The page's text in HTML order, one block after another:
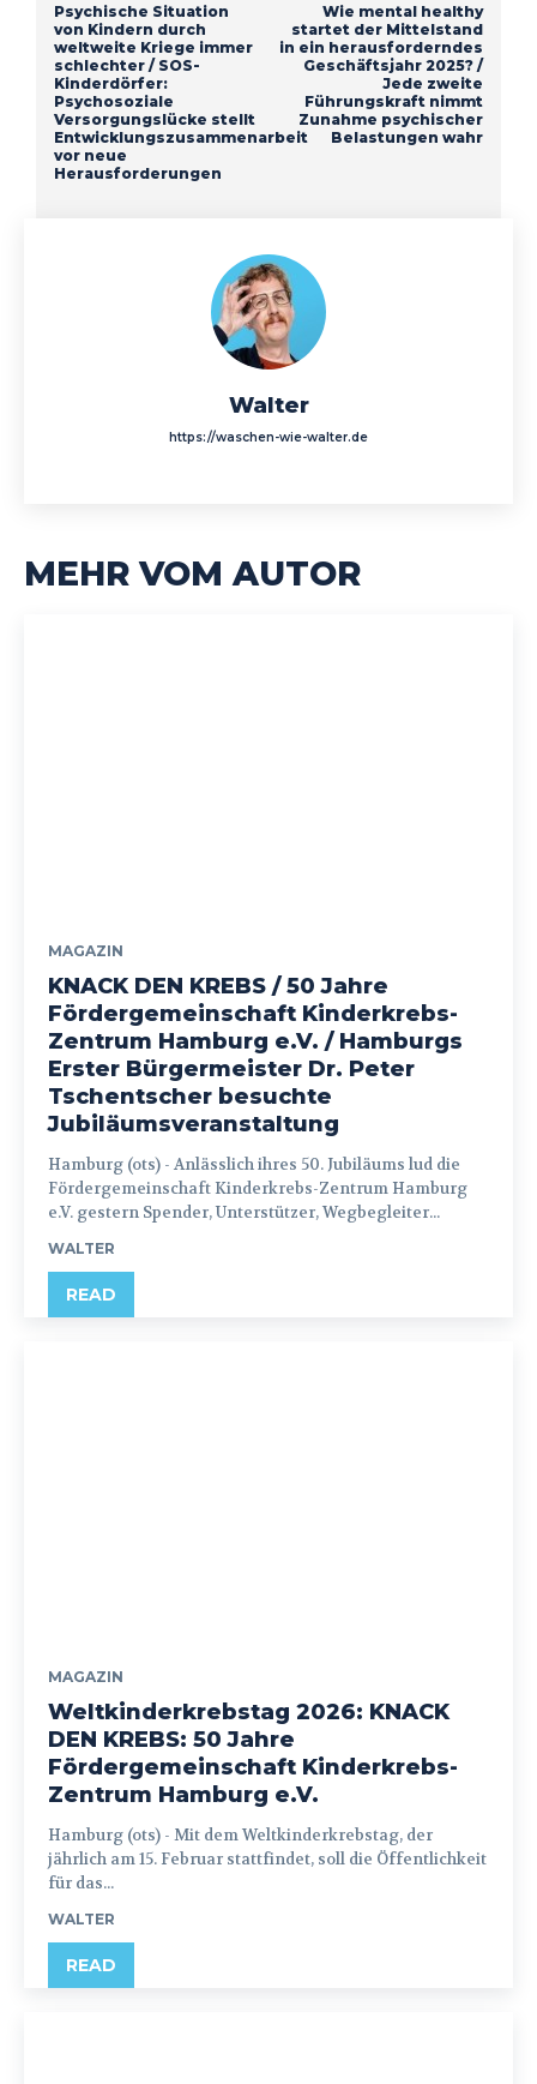
Psychische Situation
von Kindern durch
weltweite Kriege immer
schlechter / SOS-
Kinderdörfer:
Psychosoziale
Versorgungslücke stellt
Entwicklungszusammenarbeit
vor neue
Herausforderungen
Wie mental healthy
startet der Mittelstand
in ein herausforderndes
Geschäftsjahr 2025? /
Jede zweite
Führungskraft nimmt
Zunahme psychischer
Belastungen wahr
Walter
https://waschen-wie-walter.de
MEHR VOM AUTOR
MAGAZIN
KNACK DEN KREBS / 50 Jahre
Fördergemeinschaft Kinderkrebs-
Zentrum Hamburg e.V. / Hamburgs
Erster Bürgermeister Dr. Peter
Tschentscher besuchte
Jubiläumsveranstaltung
Hamburg (ots) - Anlässlich ihres 50. Jubiläums lud die
Fördergemeinschaft Kinderkrebs-Zentrum Hamburg
e.V. gestern Spender, Unterstützer, Wegbegleiter...
WALTER
READ
MAGAZIN
Weltkinderkrebstag 2026: KNACK
DEN KREBS: 50 Jahre
Fördergemeinschaft Kinderkrebs-
Zentrum Hamburg e.V.
Hamburg (ots) - Mit dem Weltkinderkrebstag, der
jährlich am 15. Februar stattfindet, soll die Öffentlichkeit
für das...
WALTER
READ